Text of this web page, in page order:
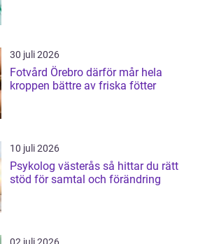
30 juli 2026
Fotvård Örebro därför mår hela
kroppen bättre av friska fötter
10 juli 2026
Psykolog västerås så hittar du rätt
stöd för samtal och förändring